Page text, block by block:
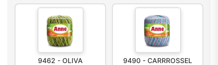
9462 - OLIVA
9490 - CARRROSSEL